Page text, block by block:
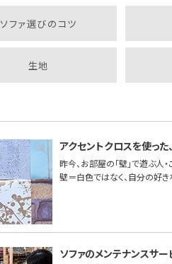
ソファ選びのコツ
生地
アクセントクロスを使った
昨今、お部屋の「壁」で遊ぶ人
壁＝白色ではなく、自分の好
ソファのメンテナンスサー